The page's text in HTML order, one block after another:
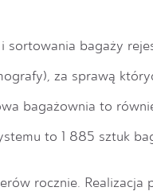
sortowania bagaży
, za sprawą
bagażownia to
to 1 885 sztuk
rocznie. Realizacja